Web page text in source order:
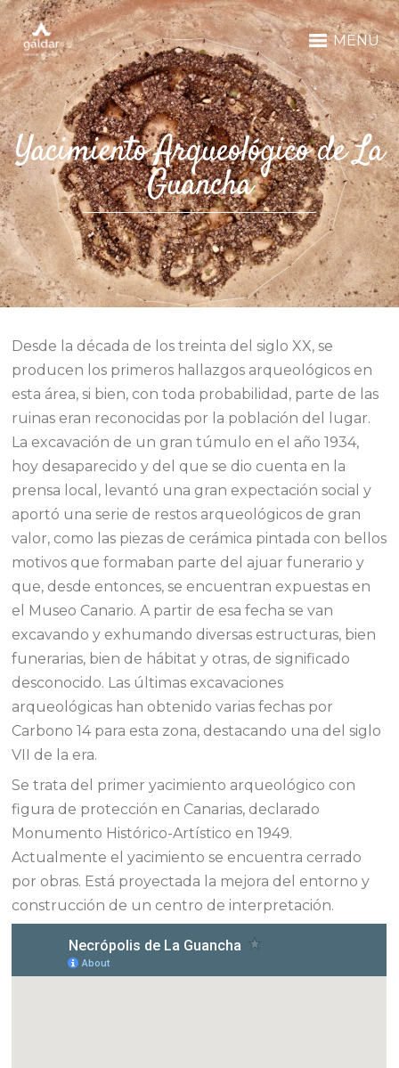
MENU
Yacimiento Arqueológico de La
Guancha
Desde la década de los treinta del siglo XX, se
producen los primeros hallazgos arqueológicos en
esta área, si bien, con toda probabilidad, parte de las
ruinas eran reconocidas por la población del lugar.
La excavación de un gran túmulo en el año 1934,
hoy desaparecido y del que se dio cuenta en la
prensa local, levantó una gran expectación social y
aportó una serie de restos arqueológicos de gran
valor, como las piezas de cerámica pintada con bellos
motivos que formaban parte del ajuar funerario y
que, desde entonces, se encuentran expuestas en
el Museo Canario. A partir de esa fecha se van
excavando y exhumando diversas estructuras, bien
funerarias, bien de hábitat y otras, de significado
desconocido. Las últimas excavaciones
arqueológicas han obtenido varias fechas por
Carbono 14 para esta zona, destacando una del siglo
VII de la era.
Se trata del primer yacimiento arqueológico con
figura de protección en Canarias, declarado
Monumento Histórico-Artístico en 1949.
Actualmente el yacimiento se encuentra cerrado
por obras. Está proyectada la mejora del entorno y
construcción de un centro de interpretación.